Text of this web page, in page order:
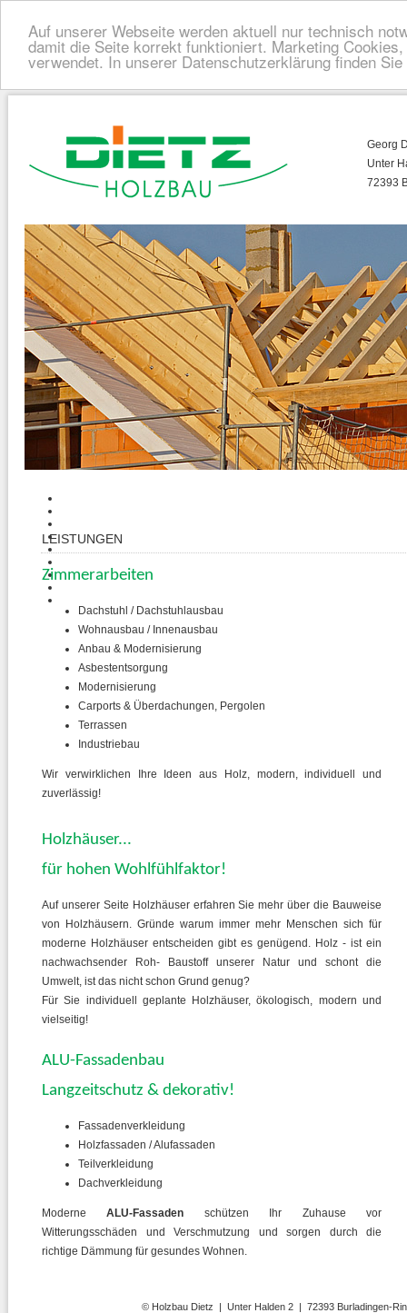
Auf unserer Webseite werden aktuell nur technisch
damit die Seite korrekt funktioniert. Marketing
verwendet. In unserer Datenschutzerklärung finden
Georg
Unter
72393
LEISTUNGEN
Zimmerarbeiten
Dachstuhl / Dachstuhlausbau
Wohnausbau / Innenausbau
Anbau & Modernisierung
Asbestentsorgung
Modernisierung
Carports & Überdachungen, Pergolen
Terrassen
Industriebau
Wir verwirklichen Ihre Ideen aus Holz, modern, individuell und
zuverlässig!
Holzhäuser...
für hohen Wohlfühlfaktor!
Auf unserer Seite Holzhäuser erfahren Sie mehr über die Bauweise
von Holzhäusern. Gründe warum immer mehr Menschen sich für
moderne Holzhäuser entscheiden gibt es genügend. Holz - ist ein
nachwachsender Roh- Baustoff unserer Natur und schont die
Umwelt, ist das nicht schon Grund genug?
Für Sie individuell geplante Holzhäuser, ökologisch, modern und
vielseitig!
ALU-Fassadenbau
Langzeitschutz & dekorativ!
Fassadenverkleidung
Holzfassaden / Alufassaden
Teilverkleidung
Dachverkleidung
ModerneALU-Fassaden schützen Ihr Zuhause vor
Witterungsschäden und Verschmutzung und sorgen durch die
richtige Dämmung für gesundes Wohnen.
© Holzbau Dietz | Unter Halden 2 | 72393 Burladingen-